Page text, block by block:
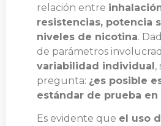
relación entre
resistencias, potencia
niveles de nicotina.
de parámetros
variabilidad individual,
pregunta: ¿es posible
estándar de prueba en
Es evidente que el uso